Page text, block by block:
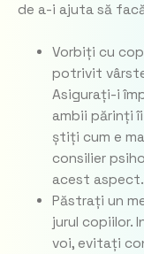
de a-i ajuta să
Vorbiți cu
potrivit
Asigurați-i
ambii părinți
știți cum e
consilier
acest aspect.
Păstrați un
jurul copiilor.
voi, evitați